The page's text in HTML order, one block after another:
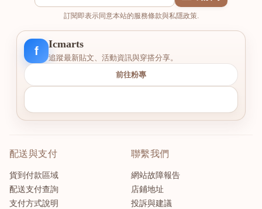
訂閱即表示同意本站的服務條款與私隱政策.
f
Icmarts
追蹤最新貼文、活動資訊與穿搭分享。
前往粉專
配送與支付
貨到付款區域
配送支付查詢
支付方式說明
聯繫我們
網站故障報告
店鋪地址
投訴與建議